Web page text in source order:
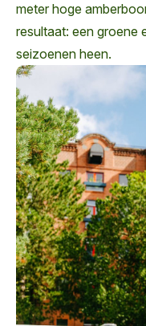
meter hoge
resultaat: een groene
seizoenen heen.